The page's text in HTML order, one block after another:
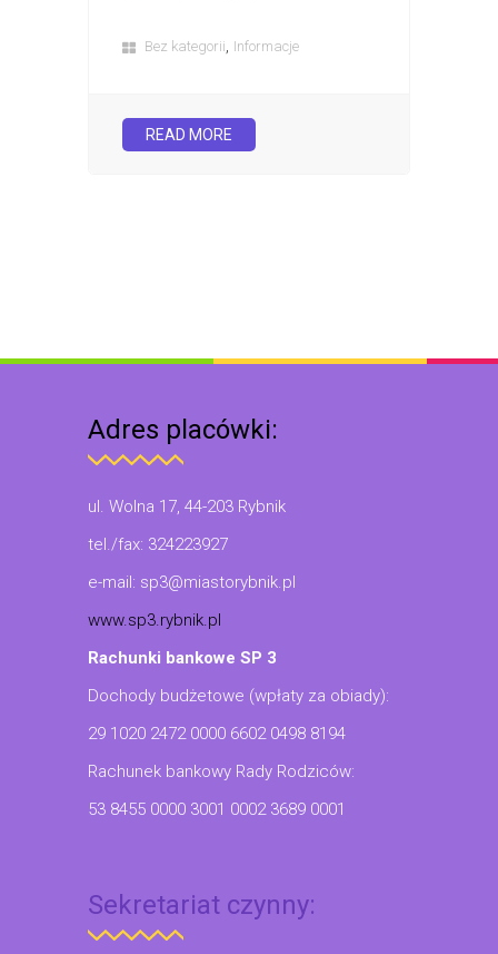
Bez kategorii, Informacje
READ MORE
Adres placówki:
ul. Wolna 17, 44-203 Rybnik
tel./fax: 324223927
e-mail: sp3@miastorybnik.pl
www.sp3.rybnik.pl
Rachunki bankowe SP 3
Dochody budżetowe (wpłaty za obiady):
29 1020 2472 0000 6602 0498 8194
Rachunek bankowy Rady Rodziców:
53 8455 0000 3001 0002 3689 0001
Sekretariat czynny: